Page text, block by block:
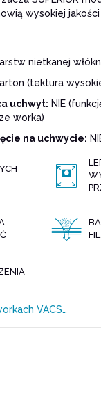
wysokiej
nietkanej
(tektura
uchwyt: NIE
worka)
na uchwycie:
VACS…